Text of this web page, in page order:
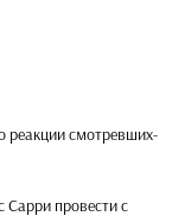
реакции смотревших-
Сарри провести с